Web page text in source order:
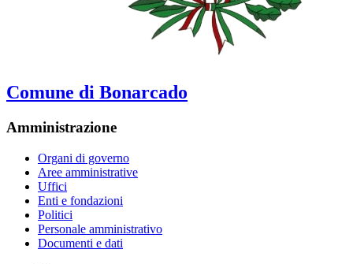
Comune di Bonarcado
Amministrazione
Organi di governo
Aree amministrative
Uffici
Enti e fondazioni
Politici
Personale amministrativo
Documenti e dati